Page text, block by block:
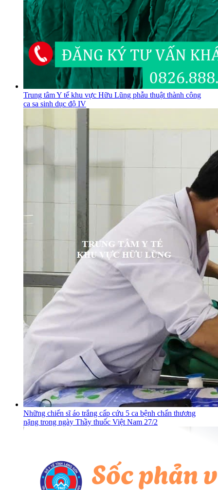
Trung tâm Y tế khu vực Hữu Lũng phẫu thuật thành công
ca sa sinh dục độ IV
Những chiến sĩ áo trắng cấp cứu 5 ca bệnh chấn thương
nặng trong ngày Thầy thuốc Việt Nam 27/2